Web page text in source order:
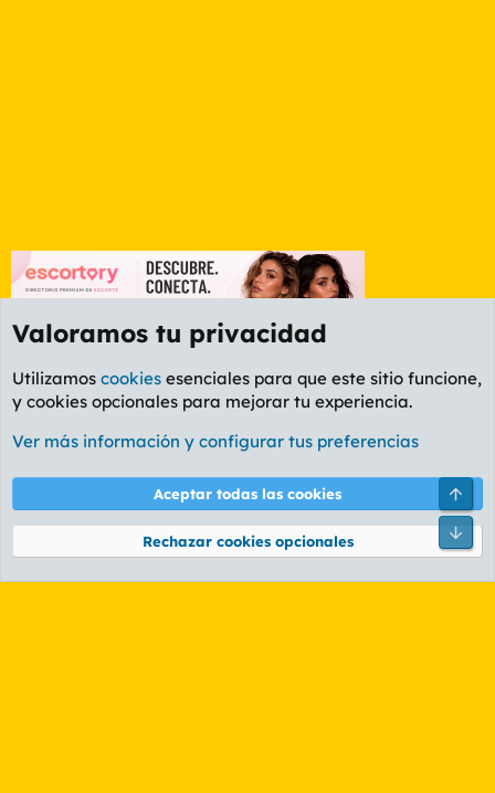
Etiquetas
Cookies
PL OLDSTYLE AMARILLO
Términos y reglas Política de privacidad Ayuda
Community platform by XenForo® © 2010-2026 XenForo Ltd.
Valoramos tu privacidad
Utilizamos cookies esenciales para que este sitio funcione,
y cookies opcionales para mejorar tu experiencia.
Ver más información y configurar tus preferencias
Aceptar todas las cookies
Rechazar cookies opcionales
Pie